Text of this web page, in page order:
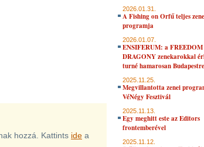
hozzá. Kattints ide a
2026.01.31.
A Fishing on Orfű teljes
programja
2026.01.07.
ENSIFERUM: a
DRAGONY zenekarokkal
turné hamarosan Budapestre
2025.11.25.
Megvillantotta zenei
VéNégy Fesztivál
2025.11.13.
Egy meghitt este az Editors
frontemberével
2025.11.12.